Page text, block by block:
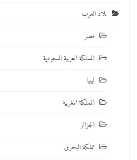
بلاد العرب
مصر
المملكة العربية السعودية
ليبيا
المملكة المغربية
الجزائر
مملكة البحرين